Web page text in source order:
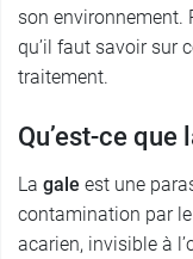
son environnement.
qu’il faut savoir sur
traitement.
Qu’est-ce que
La gale est une
contamination par le
acarien, invisible à